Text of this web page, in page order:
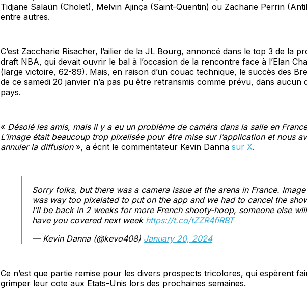
Tidjane Salaün (Cholet), Melvin Ajinça (Saint-Quentin) ou Zacharie Perrin
entre autres.
C’est Zaccharie Risacher, l’ailier de la JL Bourg, annoncé dans le top 3 de la
draft NBA, qui devait ouvrir le bal à l’occasion de la rencontre face à l’Elan
(large victoire, 62-89). Mais, en raison d’un couac technique, le succès des
de ce samedi 20 janvier n’a pas pu être retransmis comme prévu, dans aucun
pays.
« Désolé les amis, mais il y a eu un problème de caméra dans la salle en
L’image était beaucoup trop pixelisée pour être mise sur l’application et nous
annuler la diffusion», a écrit le commentateur Kevin Danna sur X.
Sorry folks, but there was a camera issue at the arena in France. Image
was way too pixelated to put on the app and we had to cancel the
I’ll be back in 2 weeks for more French shooty-hoop, someone else will
have you covered next week https://t.co/tZZR4fiRBT
— Kevin Danna (@kevo408) January 20, 2024
Ce n’est que partie remise pour les divers prospects tricolores, qui espèrent
grimper leur cote aux Etats-Unis lors des prochaines semaines.